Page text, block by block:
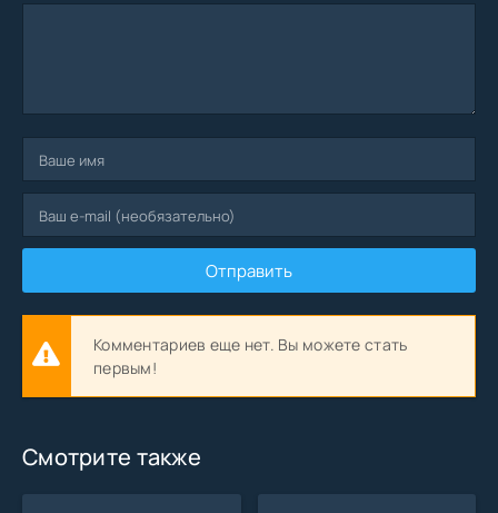
Отправить
Комментариев еще нет. Вы можете стать
первым!
Смотрите также